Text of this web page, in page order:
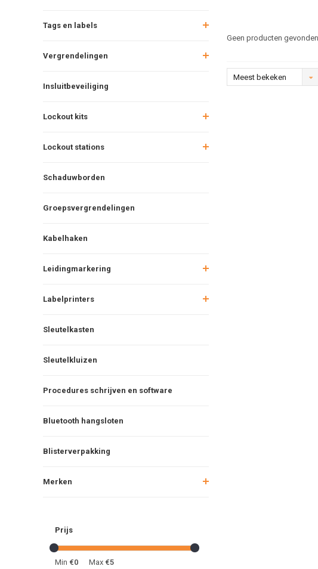
Tags en labels
Vergrendelingen
Insluitbeveiliging
Lockout kits
Lockout stations
Schaduwborden
Groepsvergrendelingen
Kabelhaken
Leidingmarkering
Labelprinters
Sleutelkasten
Sleutelkluizen
Procedures schrijven en software
Bluetooth hangsloten
Blisterverpakking
Merken
Prijs
Min €0 Max €5
Geen producten
Meest bekeken